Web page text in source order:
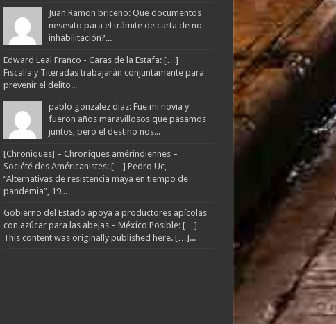
Juan Ramon briceño: Que documentos
nesesito para el trámite de carta de no
inhabilitación?...
Edward Leal Franco - Caras de la Estafa: […]
Fiscalía y Titeradas trabajarán conjuntamente para
prevenir el delito...
pablo gonzalez diaz: Fue mi novia y
fueron años maravillosos que pasamos
juntos, pero el destino nos...
[Chroniques] – Chroniques amérindiennes –
Société des Américanistes: […] Pedro Uc,
“Alternativas de resistencia maya en tiempo de
pandemia”, 19...
Gobierno del Estado apoya a productores apícolas
con azúcar para las abejas – México Posible: […]
This content was originally published here. […]...